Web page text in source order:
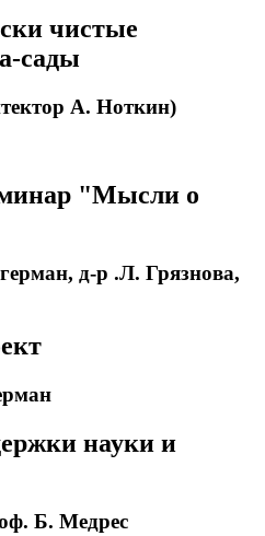
чистые
сады
А. Ноткин)
"Мысли о
д-р .Л. Грязнова,
науки и
Б. Медрес